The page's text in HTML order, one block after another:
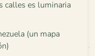
calles es luminaria
(un mapa